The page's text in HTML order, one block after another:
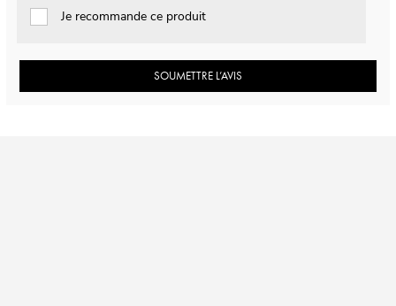
Je recommande ce produit
SOUMETTRE L’AVIS